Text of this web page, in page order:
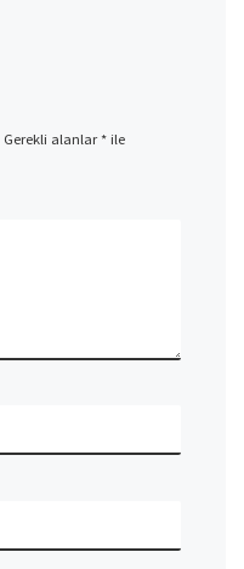
Gerekli alanlar*ile